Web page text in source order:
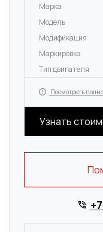
Марка
Модель
Модификация
Маркировка
Тип двигателя
Посмотреть
Узнать